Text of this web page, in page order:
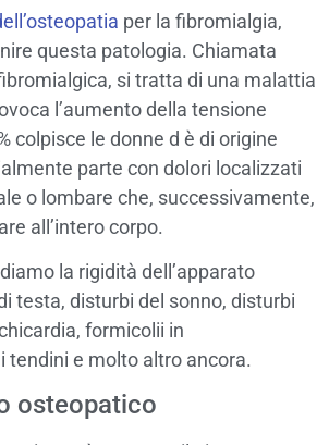
per la fibromialgia,
questa patologia. Chiamata
si tratta di una malattia
l’aumento della tensione
colpisce le donne d è di origine
parte con dolori localizzati
o lombare che, successivamente,
all’intero corpo.
la rigidità dell’apparato
testa, disturbi del sonno, disturbi
formicolii in
tendini e molto altro ancora.
osteopatico